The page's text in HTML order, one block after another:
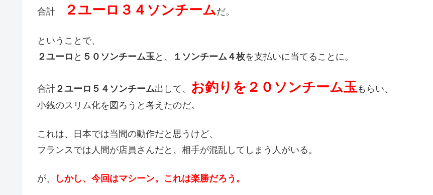
合計 ２ユーロ３４ソンチームだ。
ということで、
２ユーロ と ５０ソンチーム玉 と、 １ソンチーム４枚を支払いに当てることに。
合計 ２ユーロ５４ソンチーム出して、 お釣りを２０ソンチーム玉もらい、
小銭のスリム化を図ろうと考えたのだ。
これは、日本では当間の動作だと思うけど、
フランスでは人間が店員さんだと、相手が混乱してしまう人がいる。
が、 しかし、今回はマシーン。これは楽勝だろう。